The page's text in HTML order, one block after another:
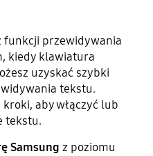
funkcji przewidywania
kiedy klawiatura
uzyskać szybki
tekstu.
aby włączyć lub
tekstu.
Samsung z poziomu